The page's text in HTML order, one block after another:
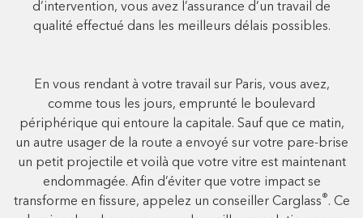
d’intervention, vous avez l’assurance d’un travail de
qualité effectué dans les meilleurs délais possibles.
En vous rendant à votre travail sur Paris, vous avez,
comme tous les jours, emprunté le boulevard
périphérique qui entoure la capitale. Sauf que ce matin,
un autre usager de la route a envoyé sur votre pare-brise
un petit projectile et voilà que votre vitre est maintenant
endommagée. Afin d’éviter que votre impact se
transforme en fissure, appelez un conseiller Carglass®. Ce